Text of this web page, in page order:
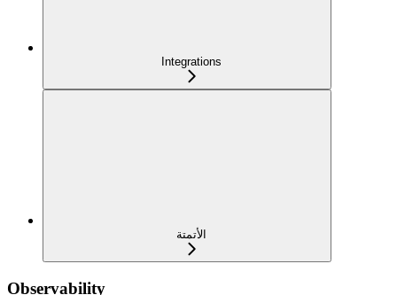
Integrations
الأتمتة
Observability